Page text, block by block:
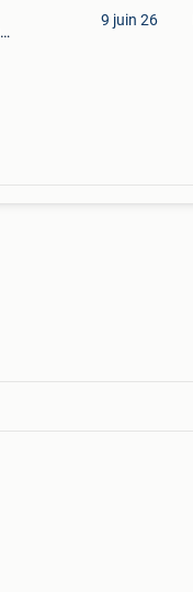
9 juin 26